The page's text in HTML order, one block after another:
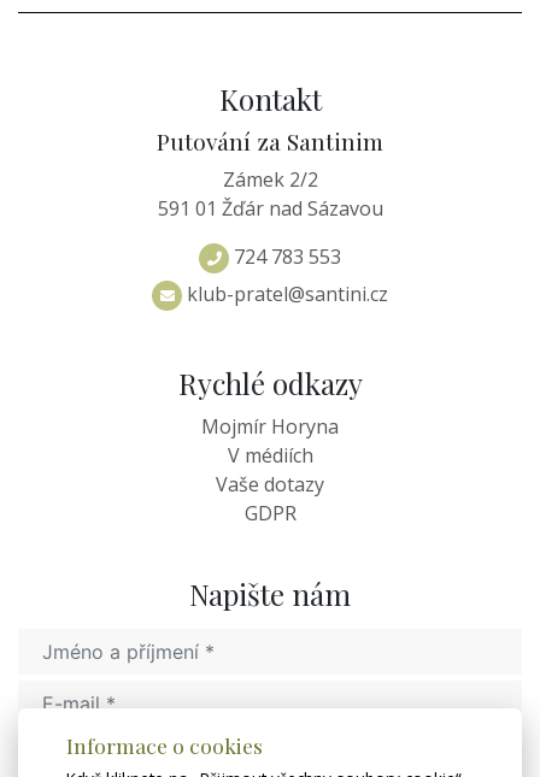
Informace o cookies
Kontakt
Putování za Santinim
Zámek 2/2
591 01 Žďár nad Sázavou
724 783 553
klub-pratel@santini.cz
Rychlé odkazy
Mojmír Horyna
V médiích
Vaše dotazy
GDPR
Napište nám